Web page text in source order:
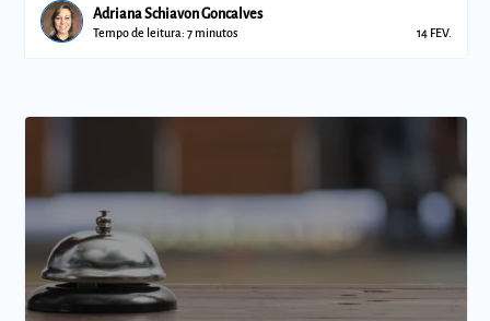
Adriana Schiavon Goncalves
Tempo de leitura: 7 minutos 14 FEV.